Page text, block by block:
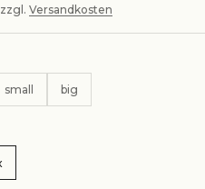
Versandkosten
small big